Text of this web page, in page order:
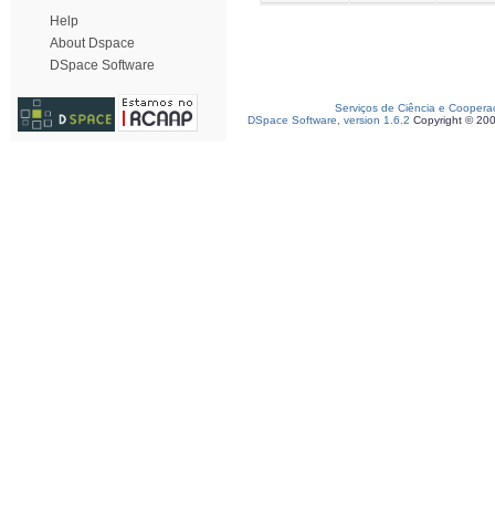
Help
About Dspace
DSpace Software
Serviços de Ciência e
DSpace Software, version 1.6.2 Copyright ©